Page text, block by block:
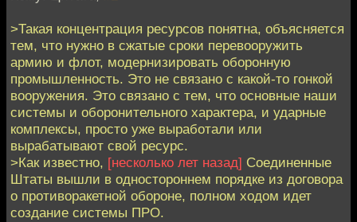
>Такая концентрация ресурсов понятна, объясняется
тем, что нужно в сжатые сроки перевооружить
армию и флот, модернизировать оборонную
промышленность. Это не связано с какой-то гонкой
вооружения. Это связано с тем, что основные наши
системы и оборонительного характера, и ударные
комплексы, просто уже выработали или
вырабатывают свой ресурс.
>Как известно, [несколько лет назад] Соединенные
Штаты вышли в одностороннем порядке из договора
о противоракетной обороне, полном ходом идет
создание системы ПРО.